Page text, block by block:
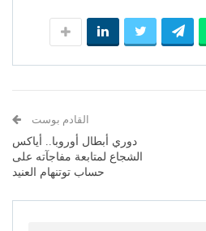
القادم بوست
دوري أبطال أوروبا.. أياكس
الشجاع لمتابعة مفاجآته على
حساب توتنهام العنيد